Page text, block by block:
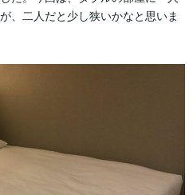
、二人だと少し狭いかなと思いま